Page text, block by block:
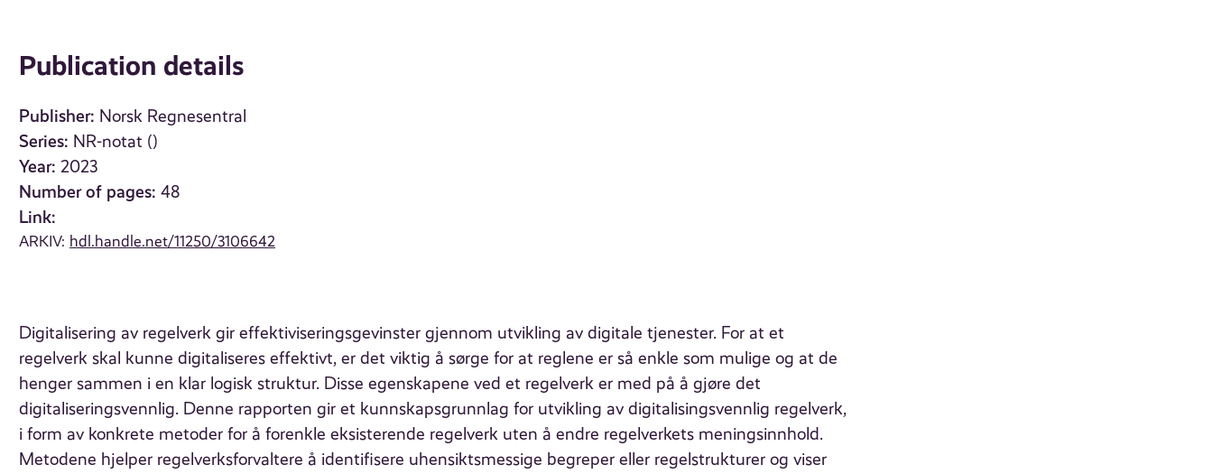
Publication details
Publisher: Norsk Regnesentral
Series: NR-notat ()
Year: 2023
Number of pages: 48
Link:
ARKIV: hdl.handle.net/11250/3106642
Digitalisering av regelverk gir effektiviseringsgevinster gjennom utvikling av digitale tjenester. For at et
regelverk skal kunne digitaliseres effektivt, er det viktig å sørge for at reglene er så enkle som mulige og at de
henger sammen i en klar logisk struktur. Disse egenskapene ved et regelverk er med på å gjøre det
digitaliseringsvennlig. Denne rapporten gir et kunnskapsgrunnlag for utvikling av digitalisingsvennlig regelverk,
i form av konkrete metoder for å forenkle eksisterende regelverk uten å endre regelverkets meningsinnhold.
Metodene hjelper regelverksforvaltere å identifisere uhensiktsmessige begreper eller regelstrukturer og viser